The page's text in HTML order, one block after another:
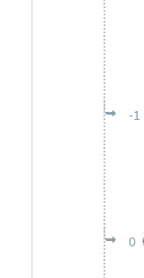
-1
0